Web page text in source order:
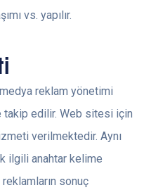
vs. yapılır.
reklam yönetimi
takip edilir. Web sitesi için
verilmektedir. Aynı
ilgili anahtar kelime
sonuç